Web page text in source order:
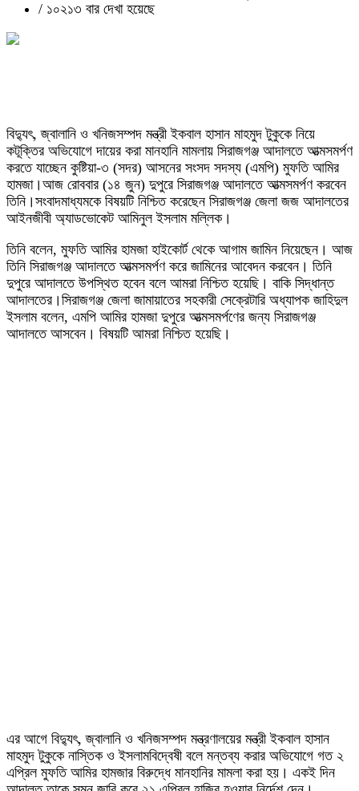
/ ১০২১৩ বার দেখা হয়েছে
বিদ্যুৎ, জ্বালানি ও খনিজসম্পদ মন্ত্রী ইকবাল হাসান মাহমুদ টুকুকে নিয়ে
কটূক্তির অভিযোগে দায়ের করা মানহানি মামলায় সিরাজগঞ্জ আদালতে আত্মসমর্পণ
করতে যাচ্ছেন কুষ্টিয়া-৩ (সদর) আসনের সংসদ সদস্য (এমপি) মুফতি আমির
হামজা।আজ রোববার (১৪ জুন) দুপুরে সিরাজগঞ্জ আদালতে আত্মসমর্পণ করবেন
তিনি।সংবাদমাধ্যমকে বিষয়টি নিশ্চিত করেছেন সিরাজগঞ্জ জেলা জজ আদালতের
আইনজীবী অ্যাডভোকেট আমিনুল ইসলাম মল্লিক।
তিনি বলেন, মুফতি আমির হামজা হাইকোর্ট থেকে আগাম জামিন নিয়েছেন। আজ
তিনি সিরাজগঞ্জ আদালতে আত্মসমর্পণ করে জামিনের আবেদন করবেন। তিনি
দুপুরে আদালতে উপস্থিত হবেন বলে আমরা নিশ্চিত হয়েছি। বাকি সিদ্ধান্ত
আদালতের।সিরাজগঞ্জ জেলা জামায়াতের সহকারী সেক্রেটারি অধ্যাপক জাহিদুল
ইসলাম বলেন, এমপি আমির হামজা দুপুরে আত্মসমর্পণের জন্য সিরাজগঞ্জ
আদালতে আসবেন। বিষয়টি আমরা নিশ্চিত হয়েছি।
এর আগে বিদ্যুৎ, জ্বালানি ও খনিজসম্পদ মন্ত্রণালয়ের মন্ত্রী ইকবাল হাসান
মাহমুদ টুকুকে নাস্তিক ও ইসলামবিদ্বেষী বলে মন্তব্য করার অভিযোগে গত ২
এপ্রিল মুফতি আমির হামজার বিরুদ্ধে মানহানির মামলা করা হয়। একই দিন